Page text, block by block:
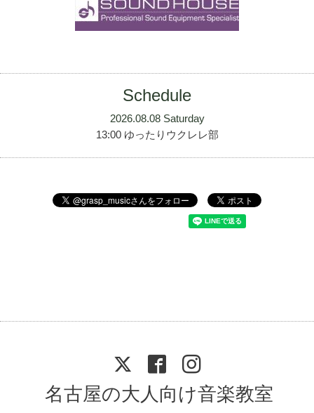
Schedule
2026.08.08 Saturday
13:00 ゆったりウクレレ部
名古屋の大人向け音楽教室